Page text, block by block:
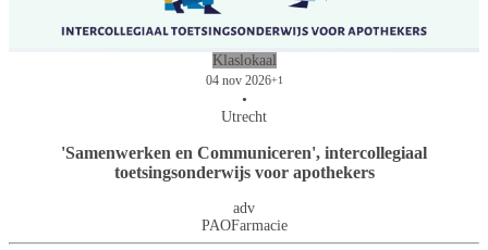
Klaslokaal
04 nov 2026+1
•
Utrecht
'Samenwerken en Communiceren', intercollegiaal
toetsingsonderwijs voor apothekers
adv
PAOFarmacie